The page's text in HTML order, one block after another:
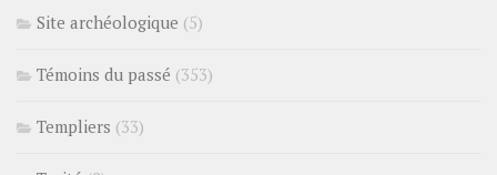
Site archéologique (5)
Témoins du passé (353)
Templiers (33)